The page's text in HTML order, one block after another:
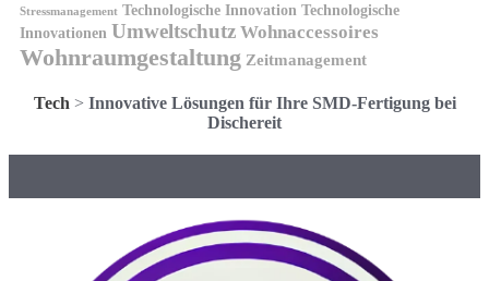
Stressmanagement Technologische Innovation Technologische
Innovationen Umweltschutz Wohnaccessoires
Wohnraumgestaltung Zeitmanagement
Tech > Innovative Lösungen für Ihre SMD-Fertigung bei
Dischereit